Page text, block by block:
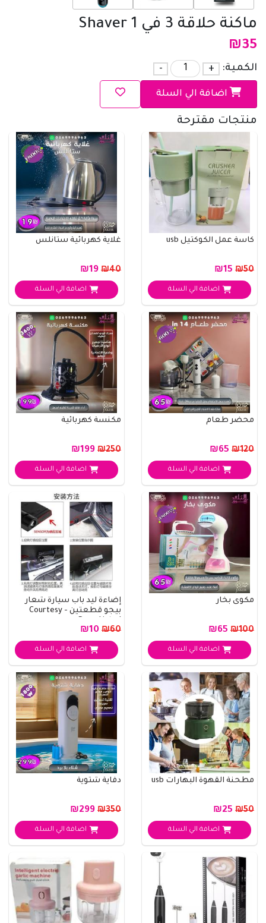
ماكنة حلاقة 3 في 1 Shaver
₪35
الكمية: +
-
اضافة الي السلة
منتجات مقترحة
كاسة عمل الكوكتيل usb
₪50
اضافة الي السلة
غلاية كهربائية ستانلس
₪40
اضافة الي السلة
محضر طعام
₪120
اضافة الي السلة
مكنسة كهربائية
₪250
اضافة الي السلة
مكوى بخار
₪100
اضافة الي السلة
إضاءة ليد باب سيارة شعار
بيجو قطعتين - Courtesy
₪60
اضافة الي السلة
مطحنة القهوة البهارات usb
₪50
اضافة الي السلة
دفاية شتوية
₪350
اضافة الي السلة